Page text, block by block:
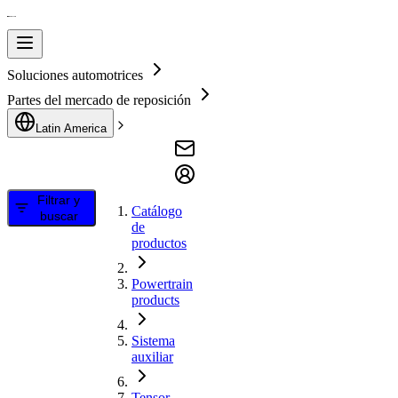
Soluciones automotrices
Partes del mercado de reposición
Latin America
Filtrar y
buscar
Catálogo
de
productos
Powertrain
products
Sistema
auxiliar